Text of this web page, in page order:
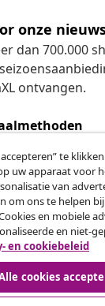
onze
dan 700.000
ontvangen.
de
je bestelling
van de
accepteren” te
uw apparaat voor
van
om ons te helpen
en mobiele
en niet-
en cookiebeleid
cookies